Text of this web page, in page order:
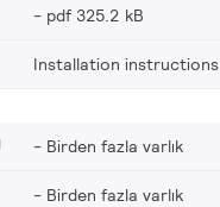
pdf 325.2 kB
Installation instructions
Birden fazla varlık
Birden fazla varlık